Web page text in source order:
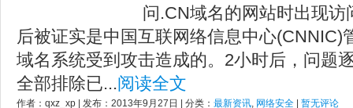
问.CN域名的网站时出现
后被证实是中国互联网络信息中心(CNNIC)
域名系统受到攻击造成的。2小时后，问题
全部排除已...阅读全文
作者：qxz_xp | 发布：2013年9月27日 | 分类： 最新资讯, 网络安全 暂无评论